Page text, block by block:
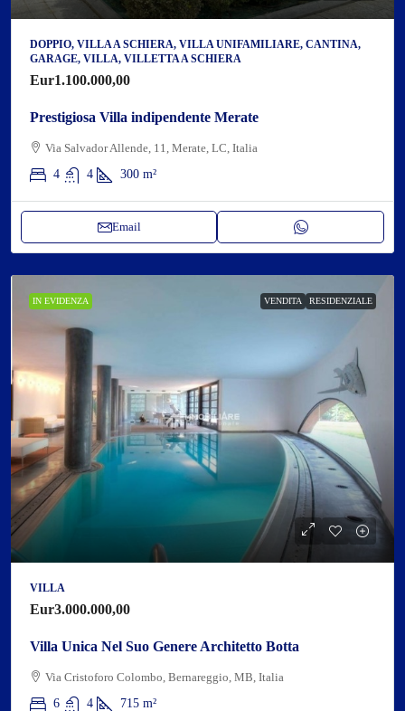
DOPPIO, VILLA A SCHIERA, VILLA UNIFAMILIARE, CANTINA,
GARAGE, VILLA, VILLETTA A SCHIERA
Eur1.100.000,00
Prestigiosa Villa indipendente Merate
Via Salvador Allende, 11, Merate, LC, Italia
4
4 300 m²
Email
IN EVIDENZA VENDITA RESIDENZIALE
VILLA
Eur3.000.000,00
Villa Unica Nel Suo Genere Architetto Botta
Via Cristoforo Colombo, Bernareggio, MB, Italia
6
4 715 m²